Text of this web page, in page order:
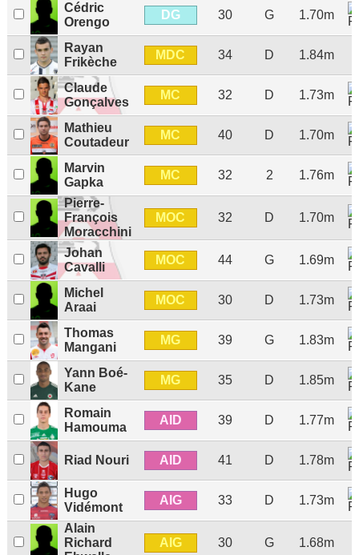
Cédric
Orengo
DG 30 G 1.70m
Rayan
Frikèche
MDC 34 D 1.84m
Claude
Gonçalves
MC 32 D 1.73m
Mathieu
Coutadeur
MC 40 D 1.70m
Marvin
Gapka
MC 32 2 1.76m
Pierre-
François
Moracchini
MOC 32 D 1.70m
Johan
Cavalli
MOC 44 G 1.69m
Michel
Araai
MOC 30 D 1.73m
Thomas
Mangani
MG 39 G 1.83m
Yann Boé-
Kane
MG 35 D 1.85m
Romain
Hamouma
AID 39 D 1.77m
Riad Nouri AID 41 D 1.78m
Hugo
Vidémont
AIG 33 D 1.73m
Alain
Richard
AIG 30 G 1.68m